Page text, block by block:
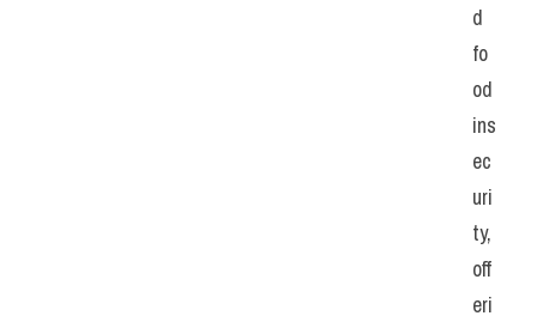
d
fo
od
ins
ec
uri
ty,
off
eri